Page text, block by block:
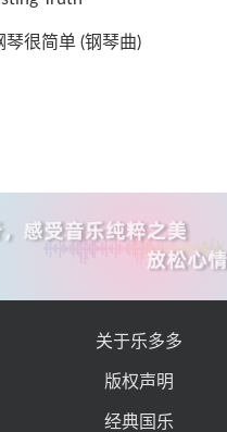
琴很简单 (钢琴曲)
关于乐多多
版权声明
经典国乐